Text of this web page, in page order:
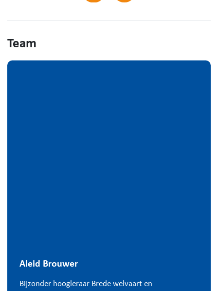
Team
Aleid Brouwer
Bijzonder hoogleraar Brede welvaart en